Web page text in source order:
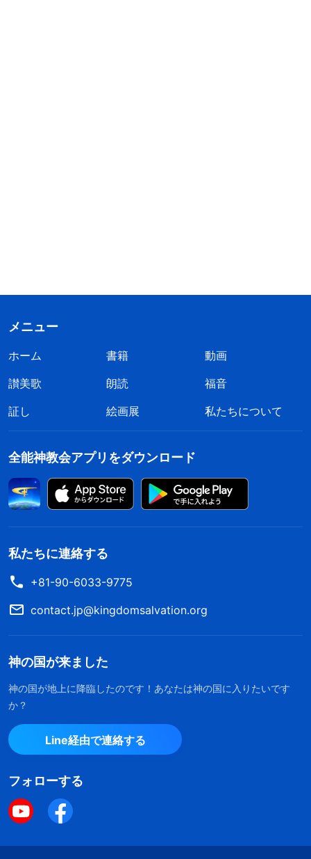
メニュー
ホーム 書籍
動画
讃美歌
朗読
福音
証し
絵画展 私たちについて
全能神教会アプリをダウンロード
私たちに連絡する
+81-90-6033-9775
contact.jp@kingdomsalvation.org
神の国が来ました
神の国が地上に降臨したのです！あなたは神の国に入りたいです
か？
Line経由で連絡する
フォローする